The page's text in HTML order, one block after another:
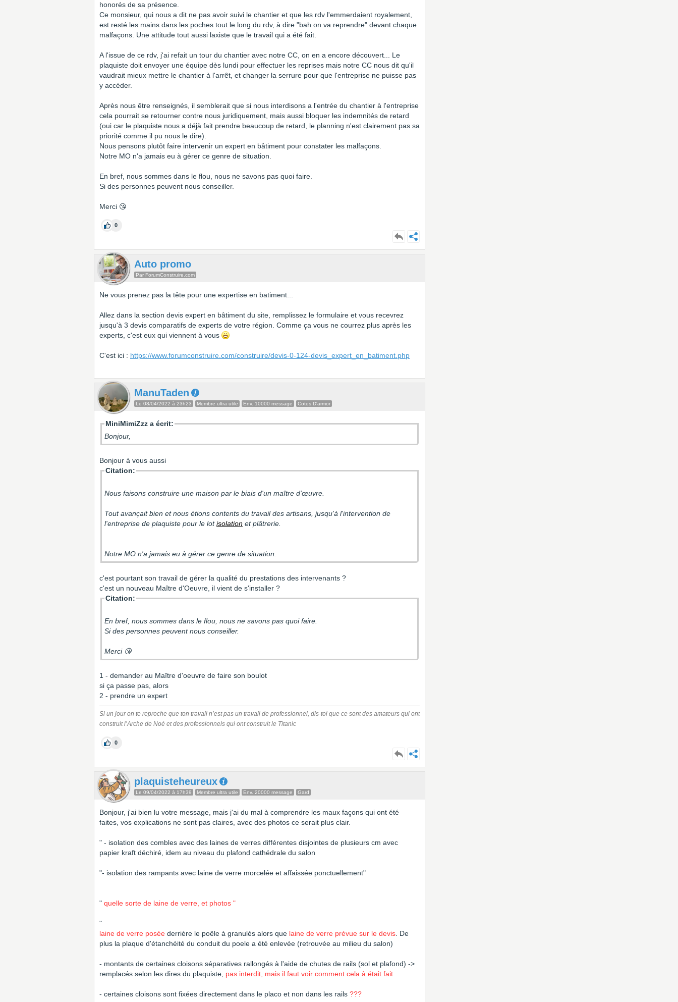
honorés de sa présence.
Ce monsieur, qui nous a dit ne pas avoir suivi le chantier et que les rdv l'emmerdaient royalement,
est resté les mains dans les poches tout le long du rdv, à dire "bah on va reprendre" devant chaque
malfaçons. Une attitude tout aussi laxiste que le travail qui a été fait.
A l'issue de ce rdv, j'ai refait un tour du chantier avec notre CC, on en a encore découvert... Le
plaquiste doit envoyer une équipe dès lundi pour effectuer les reprises mais notre CC nous dit qu'il
vaudrait mieux mettre le chantier à l'arrêt, et changer la serrure pour que l'entreprise ne puisse pas
y accéder.
Après nous être renseignés, il semblerait que si nous interdisons a l'entrée du chantier à l'entreprise
cela pourrait se retourner contre nous juridiquement, mais aussi bloquer les indemnités de retard
(oui car le plaquiste nous a déjà fait prendre beaucoup de retard, le planning n'est clairement pas sa
priorité comme il pu nous le dire).
Nous pensons plutôt faire intervenir un expert en bâtiment pour constater les malfaçons.
Notre MO n'a jamais eu à gérer ce genre de situation.
En bref, nous sommes dans le flou, nous ne savons pas quoi faire.
Si des personnes peuvent nous conseiller.
Merci 😘
0
Auto promo
Par ForumConstruire.com
Ne vous prenez pas la tête pour une expertise en batiment...
Allez dans la section devis expert en bâtiment du site, remplissez le formulaire et vous recevrez
jusqu'à 3 devis comparatifs de experts de votre région. Comme ça vous ne courrez plus après les
experts, c'est eux qui viennent à vous
C'est ici : https://www.forumconstruire.com/construire/devis-0-124-devis_expert_en_batiment.php
ManuTaden
Le 08/04/2022 à 23h23 Membre ultra utile Env. 10000 message Cotes D'armor
MiniMimiZzz a écrit:
Bonjour,
Bonjour à vous aussi
Citation:
Nous faisons construire une maison par le biais d'un maître d'œuvre.
Tout avançait bien et nous étions contents du travail des artisans, jusqu'à l'intervention de
l'entreprise de plaquiste pour le lotisolation et plâtrerie.
Notre MO n'a jamais eu à gérer ce genre de situation.
c'est pourtant son travail de gérer la qualité du prestations des intervenants ?
c'est un nouveau Maître d'Oeuvre, il vient de s'installer ?
Citation:
En bref, nous sommes dans le flou, nous ne savons pas quoi faire.
Si des personnes peuvent nous conseiller.
Merci 😘
1 - demander au Maître d'oeuvre de faire son boulot
si ça passe pas, alors
2 - prendre un expert
Si un jour on te reproche que ton travail n’est pas un travail de professionnel, dis-toi que ce sont des amateurs qui ont
construit l’Arche de Noé et des professionnels qui ont construit le Titanic
0
plaquisteheureux
Le 09/04/2022 à 17h39 Membre ultra utile Env. 20000 message Gard
Bonjour, j'ai bien lu votre message, mais j'ai du mal à comprendre les maux façons qui ont été
faites, vos explications ne sont pas claires, avec des photos ce serait plus clair.
" - isolation des combles avec des laines de verres différentes disjointes de plusieurs cm avec
papier kraft déchiré, idem au niveau du plafond cathédrale du salon
"- isolation des rampants avec laine de verre morcelée et affaissée ponctuellement"
" quelle sorte de laine de verre, et photos "
"
laine de verre posée derrière le poêle à granulés alors que laine de verre prévue sur le devis . De
plus la plaque d'étanchéité du conduit du poele a été enlevée (retrouvée au milieu du salon)
- montants de certaines cloisons séparatives rallongés à l'aide de chutes de rails (sol et plafond) ->
remplacés selon les dires du plaquiste, pas interdit, mais il faut voir comment cela à était fait
- certaines cloisons sont fixées directement dans le placo et non dans les rails ???